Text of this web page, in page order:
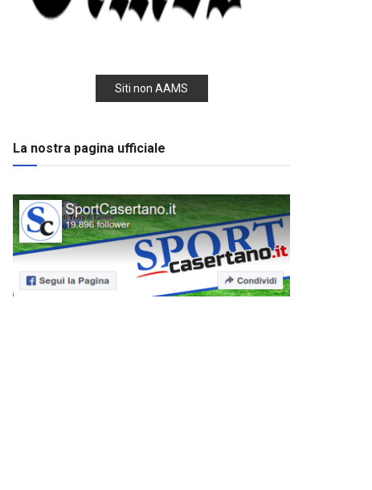
Siti non AAMS
La nostra pagina ufficiale